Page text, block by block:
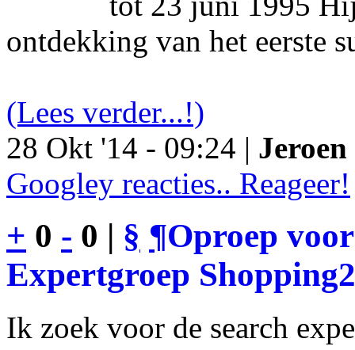
ontdekking van het eerste
(Lees verder...!)
28 Okt '14 - 09:24 |
Googley reacties.. Reageer!
+ 0 - 0 | § ¶Oproep
Expertgroep
Ik zoek voor de search